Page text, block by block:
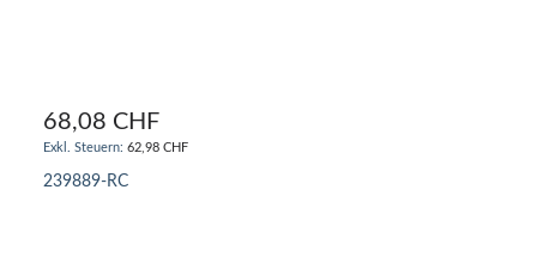
68,08 CHF
62,98 CHF
239889-RC